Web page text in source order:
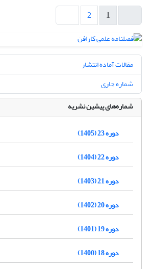
1
2
مقالات آماده انتشار
شماره جاری
شماره‌های پیشین نشریه
دوره 23 (1405)
دوره 22 (1404)
دوره 21 (1403)
دوره 20 (1402)
دوره 19 (1401)
دوره 18 (1400)